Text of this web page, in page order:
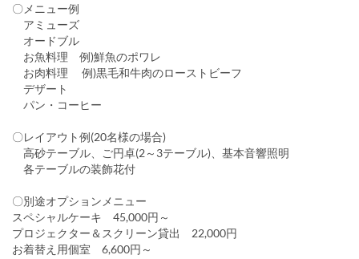
〇メニュー例
アミューズ
オードブル
お魚料理 例)鮮魚のポワレ
お肉料理 例)黒毛和牛肉のローストビーフ
デザート
パン・コーヒー
〇レイアウト例(20名様の場合)
高砂テーブル、ご円卓(2～3テーブル)、基本音響照明
各テーブルの装飾花付
〇別途オプションメニュー
スペシャルケーキ 45,000円～
プロジェクター＆スクリーン貸出 22,000円
お着替え用個室 6,600円～